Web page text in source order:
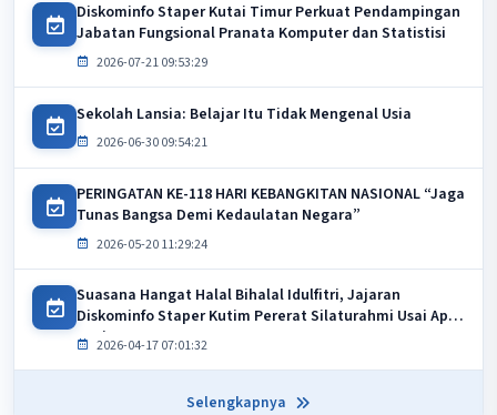
Diskominfo Staper Kutai Timur Perkuat Pendampingan
Jabatan Fungsional Pranata Komputer dan Statistisi
2026-07-21 09:53:29
Sekolah Lansia: Belajar Itu Tidak Mengenal Usia
2026-06-30 09:54:21
PERINGATAN KE-118 HARI KEBANGKITAN NASIONAL “Jaga
Tunas Bangsa Demi Kedaulatan Negara”
2026-05-20 11:29:24
Suasana Hangat Halal Bihalal Idulfitri, Jajaran
Diskominfo Staper Kutim Pererat Silaturahmi Usai Apel
Pagi2026-04-17 07:01:32
Selengkapnya